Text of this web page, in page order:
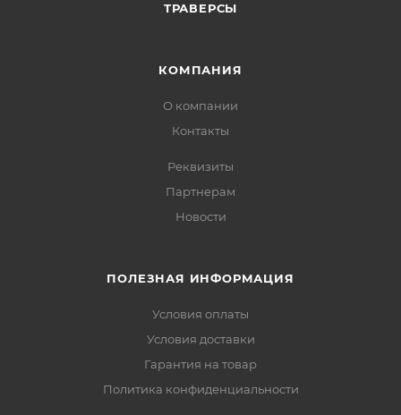
ТРАВЕРСЫ
КОМПАНИЯ
О компании
Контакты
Реквизиты
Партнерам
Новости
ПОЛЕЗНАЯ ИНФОРМАЦИЯ
Условия оплаты
Условия доставки
Гарантия на товар
Политика конфиденциальности